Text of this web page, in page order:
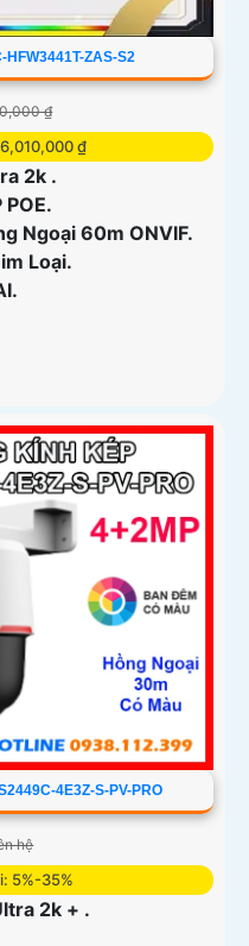
ZAS-S2
₫
₫
2k .
POE.
Ngoại 60m ONVIF.
Loại.
4E3Z-S-PV-PRO
hệ
5%-35%
2k + .